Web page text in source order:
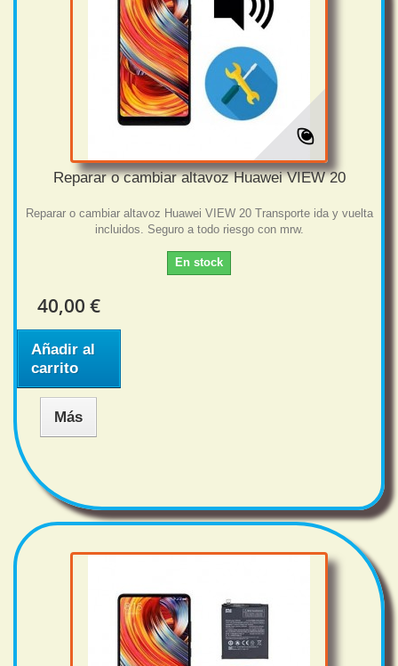
Reparar o cambiar altavoz Huawei VIEW 20
Reparar o cambiar altavoz Huawei VIEW 20 Transporte ida y vuelta
incluidos. Seguro a todo riesgo con mrw.
En stock
40,00 €
Añadir al
carrito
Más